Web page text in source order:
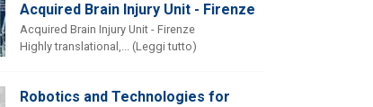
Acquired Brain Injury Unit - Firenze
Acquired Brain Injury Unit - Firenze
Highly translational,... (Leggi tutto)
Robotics and Technologies for